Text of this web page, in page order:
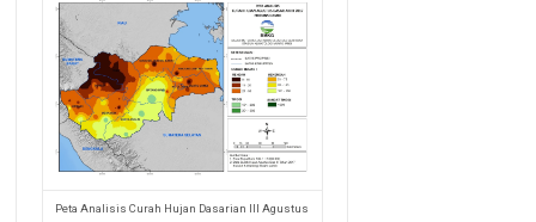
Peta Analisis Curah Hujan Dasarian III Agustus